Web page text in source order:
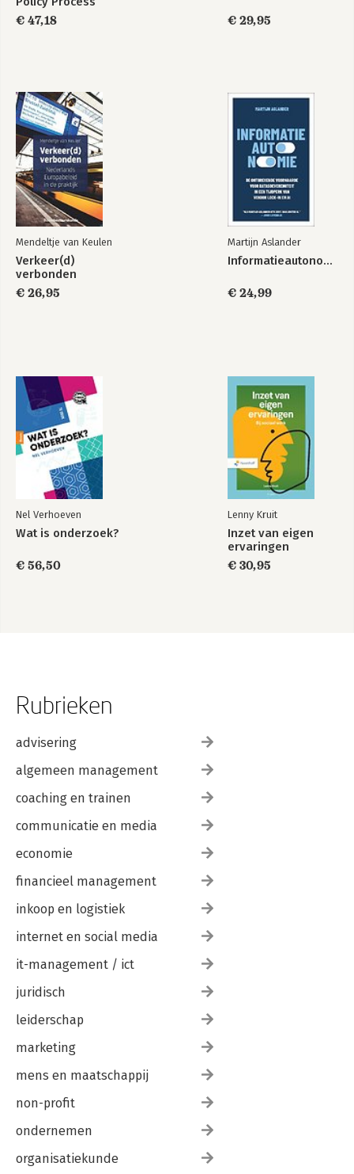
Verkeer(d)
verbonden
Analyzing the
European Union
Policy Process
Bekijk alle boeken
€ 47,18
€ 29,95
Mendeltje van Keulen
Verkeer(d)
verbonden
€ 26,95
Martijn Aslander
Informatieautonomie
€ 24,99
Nel Verhoeven
Wat is onderzoek?
€ 56,50
Lenny Kruit
Inzet van eigen
ervaringen
€ 30,95
Rubrieken
advisering
algemeen management
coaching en trainen
communicatie en media
economie
financieel management
inkoop en logistiek
internet en social media
it-management / ict
juridisch
leiderschap
marketing
mens en maatschappij
non-profit
ondernemen
organisatiekunde